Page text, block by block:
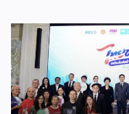
(Franchise Standard) มุ่
ใหม่ พร้อมการันตีคุณภาพ
ความน่าเชื่อถือในตลาด
กรมพัฒนาธุรกิจการค้า ก
ประธานมอบประกาศนียบั
กิจกรรมว่า “ขอแสดงคว